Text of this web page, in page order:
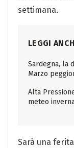
settimana.
LEGGI
Sardegna, la
Marzo
Alta
meteo
Sarà una